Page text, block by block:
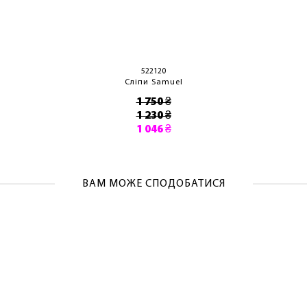
522120
Сліпи Samuel
1 750 ₴
1 230 ₴
1 046 ₴
ВАМ МОЖЕ СПОДОБАТИСЯ